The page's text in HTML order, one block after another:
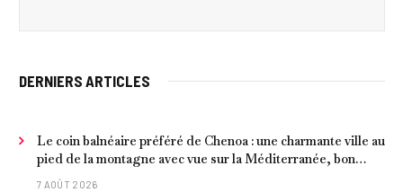
DERNIERS ARTICLES
Le coin balnéaire préféré de Chenoa : une charmante ville au
pied de la montagne avec vue sur la Méditerranée, bon
poisson et criques isolées
7 AOÛT 2026